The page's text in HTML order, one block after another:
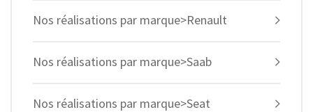
Nos réalisations par marque>Renault
Nos réalisations par marque>Saab
Nos réalisations par marque>Seat